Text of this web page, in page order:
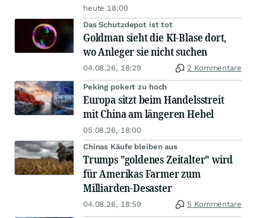
heute 18:00
Das Schutzdepot ist tot
Goldman sieht die KI-Blase dort,
wo Anleger sie nicht suchen
04.08.26, 18:29 2 Kommentare
Peking pokert zu hoch
Europa sitzt beim Handelsstreit
mit China am längeren Hebel
05.08.26, 18:00
Chinas Käufe bleiben aus
Trumps "goldenes Zeitalter" wird
für Amerikas Farmer zum
Milliarden-Desaster
04.08.26, 18:59 5 Kommentare